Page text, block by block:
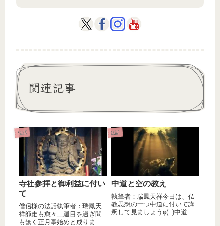
関連記事
法話
寺社参拝と御利益に付い
て
僧侶様の法話執筆者：瑞鳳天
祥師走も愈々二週目を過ぎ間
も無く正月事始めと成りまし
法話
中道と空の教え
執筆者：瑞鳳天祥今日は、仏
教思想の一つ中道に付いて講
釈して見ましょうφ(..)中道と